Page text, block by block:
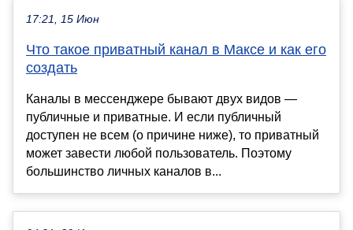
17:21, 15 Июн
Что такое приватный канал в Максе и как его
создать
Каналы в мессенджере бывают двух видов —
публичные и приватные. И если публичный
доступен не всем (о причине ниже), то приватный
может завести любой пользователь. Поэтому
большинство личных каналов в...